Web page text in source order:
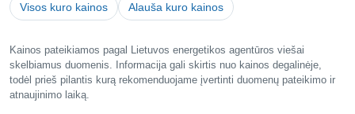
Visos kuro kainos Alauša kuro kainos
Kainos pateikiamos pagal Lietuvos energetikos agentūros viešai
skelbiamus duomenis. Informacija gali skirtis nuo kainos degalinėje,
todėl prieš pilantis kurą rekomenduojame įvertinti duomenų pateikimo ir
atnaujinimo laiką.